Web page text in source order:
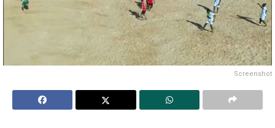
Screenshot